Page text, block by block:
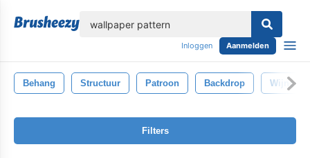
Inloggen Aanmelden
Behang Structuur Patroon Backdrop
Filters